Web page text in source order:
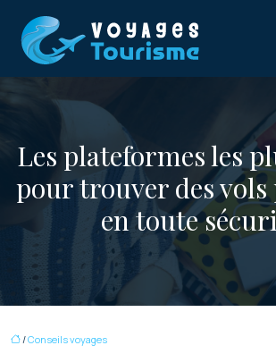
Les plateformes les
pour trouver des vols
en toute
/Conseils voyages